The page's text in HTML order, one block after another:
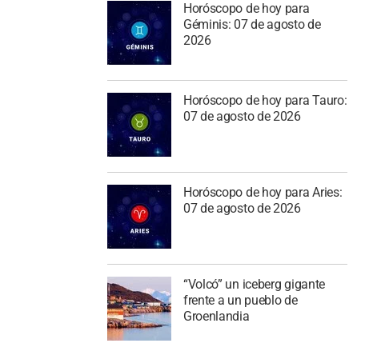
Horóscopo de hoy para
Géminis: 07 de agosto de
2026
Horóscopo de hoy para Tauro:
07 de agosto de 2026
Horóscopo de hoy para Aries:
07 de agosto de 2026
“Volcó” un iceberg gigante
frente a un pueblo de
Groenlandia